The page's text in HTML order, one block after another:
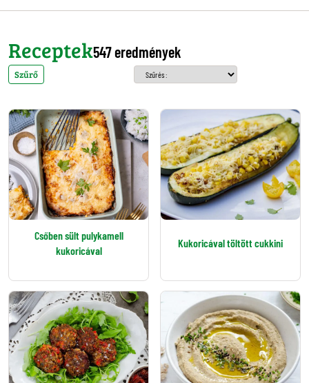
Receptek547 eredmények
Szűrő
Csőben sült pulykamell
kukoricával
Kukoricával töltött cukkini